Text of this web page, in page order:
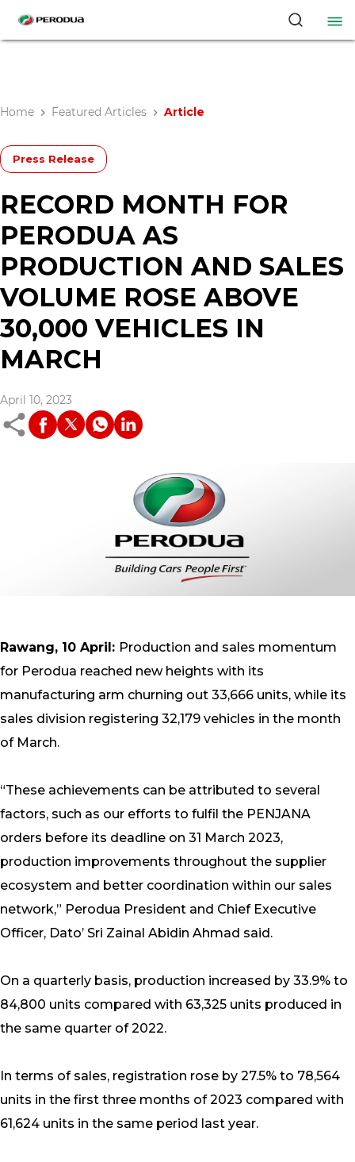
Home Featured Articles Article
Press Release
RECORD MONTH FOR
PERODUA AS
PRODUCTION AND SALES
VOLUME ROSE ABOVE
30,000 VEHICLES IN
MARCH
April 10, 2023
Rawang, 10 April: Production and sales momentum
for Perodua reached new heights with its
manufacturing arm churning out 33,666 units, while its
sales division registering 32,179 vehicles in the month
of March.
“These achievements can be attributed to several
factors, such as our efforts to fulfil the PENJANA
orders before its deadline on 31 March 2023,
production improvements throughout the supplier
ecosystem and better coordination within our sales
network,” Perodua President and Chief Executive
Officer, Dato’ Sri Zainal Abidin Ahmad said.
On a quarterly basis, production increased by 33.9% to
84,800 units compared with 63,325 units produced in
the same quarter of 2022.
In terms of sales, registration rose by 27.5% to 78,564
units in the first three months of 2023 compared with
61,624 units in the same period last year.